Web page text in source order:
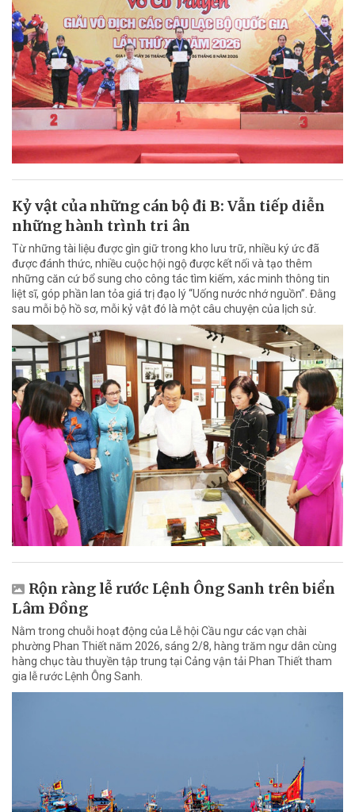
Kỷ vật của những cán bộ đi B: Vẫn tiếp diễn
những hành trình tri ân
Từ những tài liệu được gìn giữ trong kho lưu trữ, nhiều ký ức đã
được đánh thức, nhiều cuộc hội ngộ được kết nối và tạo thêm
những căn cứ bổ sung cho công tác tìm kiếm, xác minh thông tin
liệt sĩ, góp phần lan tỏa giá trị đạo lý “Uống nước nhớ nguồn”. Đằng
sau mỗi bộ hồ sơ, mỗi kỷ vật đó là một câu chuyện của lịch sử.
Rộn ràng lễ rước Lệnh Ông Sanh trên biển
Lâm Đồng
Nằm trong chuỗi hoạt động của Lễ hội Cầu ngư các vạn chài
phường Phan Thiết năm 2026, sáng 2/8, hàng trăm ngư dân cùng
hàng chục tàu thuyền tập trung tại Cảng vận tải Phan Thiết tham
gia lễ rước Lệnh Ông Sanh.